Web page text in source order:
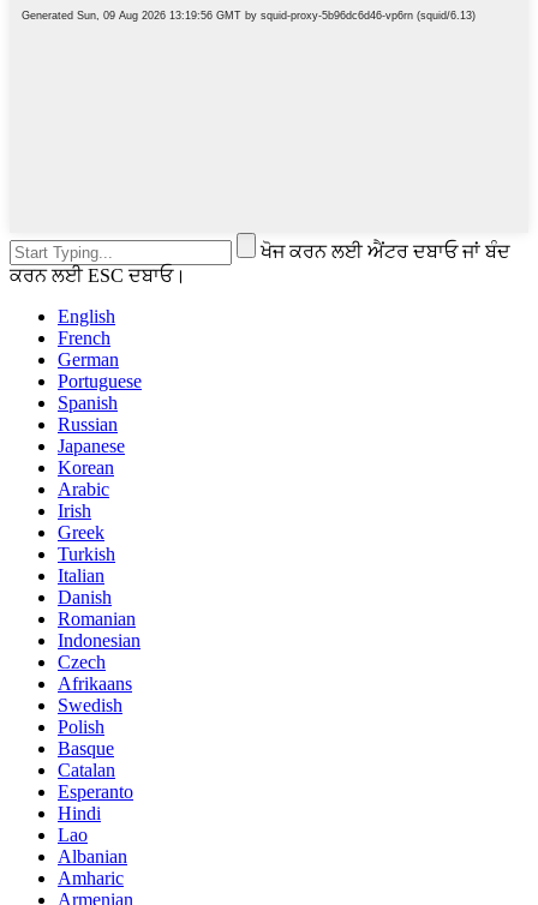
ਖੋਜ ਕਰਨ ਲਈ ਐਂਟਰ ਦਬਾਓ ਜਾਂ ਬੰਦ
ਕਰਨ ਲਈ ESC ਦਬਾਓ।
English
French
German
Portuguese
Spanish
Russian
Japanese
Korean
Arabic
Irish
Greek
Turkish
Italian
Danish
Romanian
Indonesian
Czech
Afrikaans
Swedish
Polish
Basque
Catalan
Esperanto
Hindi
Lao
Albanian
Amharic
Armenian